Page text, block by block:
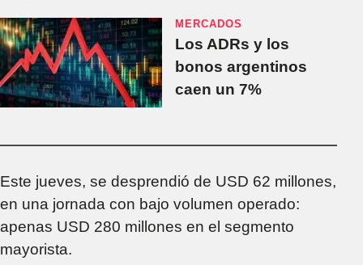
MERCADOS
Los ADRs y los
bonos argentinos
caen un 7%
Este jueves, se desprendió de USD 62 millones,
en una jornada con bajo volumen operado:
apenas USD 280 millones en el segmento
mayorista.